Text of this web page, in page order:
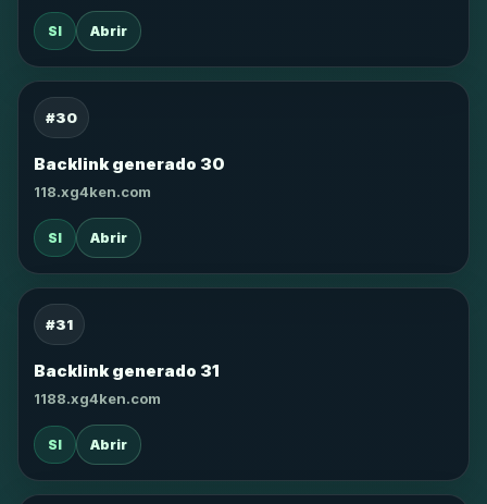
SI Abrir
#30
Backlink generado 30
118.xg4ken.com
SI Abrir
#31
Backlink generado 31
1188.xg4ken.com
SI Abrir